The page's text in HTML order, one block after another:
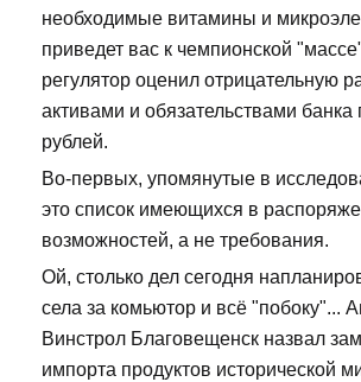
необходимые витамины и
приведет вас к чемпионской
регулятор оценил отрицательную
активами и обязательствами банка
рублей.
Во-первых, упомянутые в
это список имеющихся в
возможностей, а не требования.
Ой, столько дел сегодня
села за комьютор и всё "побоку"...
Винстрол Благовещенск назвал
импорта продуктов исторической